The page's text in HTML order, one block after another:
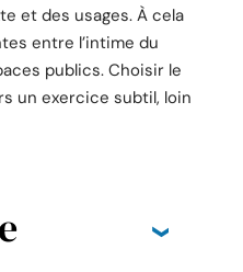
et des usages. À cela
entre l’intime du
publics. Choisir le
un exercice subtil, loin